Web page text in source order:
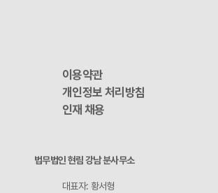
이용약관
개인정보 처리방침
인재 채용
법무법인 현림 강남 분사무소
대표자: 황서형